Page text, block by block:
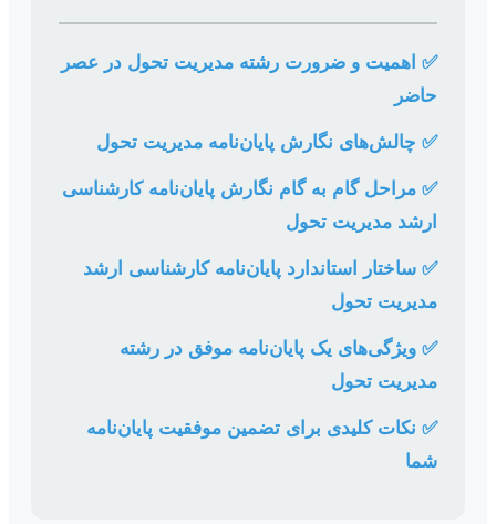
✅ اهمیت و ضرورت رشته مدیریت تحول در عصر
حاضر
✅ چالش‌های نگارش پایان‌نامه مدیریت تحول
✅ مراحل گام به گام نگارش پایان‌نامه کارشناسی
ارشد مدیریت تحول
✅ ساختار استاندارد پایان‌نامه کارشناسی ارشد
مدیریت تحول
✅ ویژگی‌های یک پایان‌نامه موفق در رشته
مدیریت تحول
✅ نکات کلیدی برای تضمین موفقیت پایان‌نامه
شما